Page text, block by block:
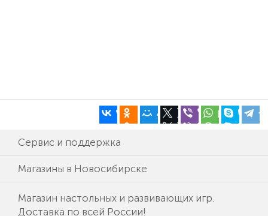
Сервис и поддержка
Магазины в Новосибирске
Магазин настольных и развивающих игр.
Доставка по всей России!